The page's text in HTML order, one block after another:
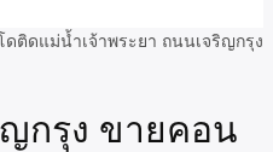
ญกรุง ขายคอน